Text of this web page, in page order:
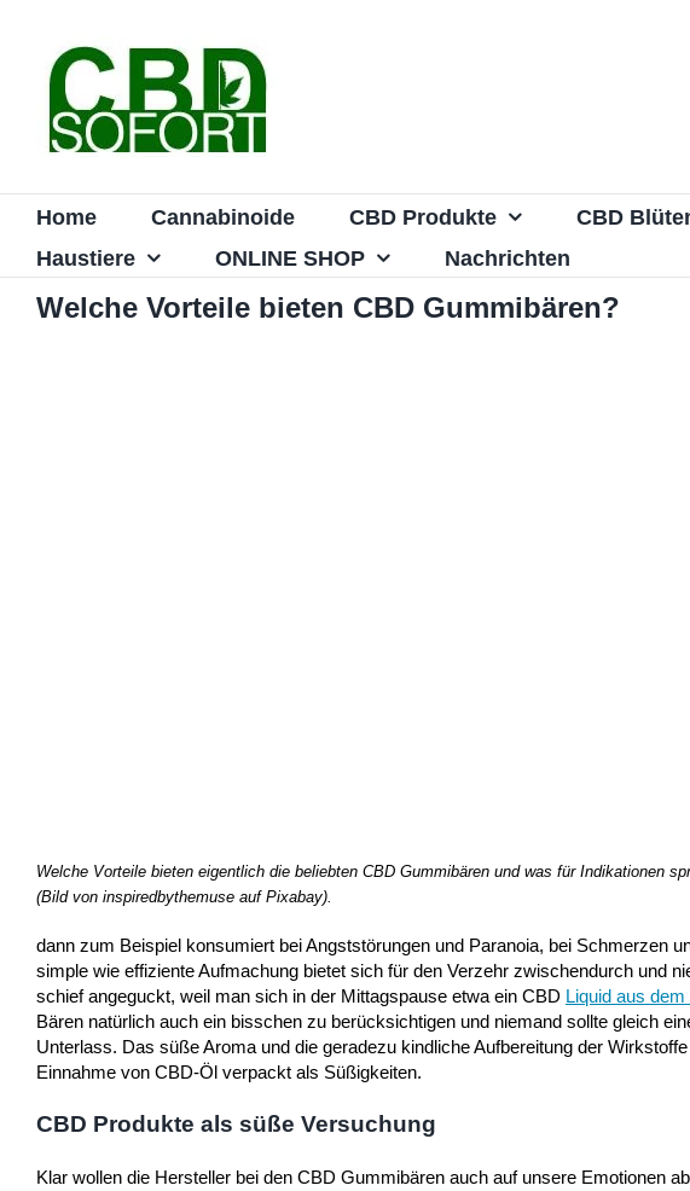
springen
Home Cannabinoide CBD Produkte CBD
Haustiere
ONLINE SHOP Nachrichten
Welche Vorteile bieten CBD Gummibären?
Welche Vorteile bieten eigentlich die beliebten CBD Gummibären und was für Indikationen
(Bild von inspiredbythemuse auf Pixabay).
dann zum Beispiel konsumiert bei Angststörungen und Paranoia, bei Schmerzen
simple wie effiziente Aufmachung bietet sich für den Verzehr zwischendurch und
schief angeguckt, weil man sich in der Mittagspause etwa ein CBD Liquid aus
Bären natürlich auch ein bisschen zu berücksichtigen und niemand sollte gleich
Unterlass. Das süße Aroma und die geradezu kindliche Aufbereitung der
Einnahme von CBD-Öl verpackt als Süßigkeiten.
CBD Produkte als süße Versuchung
Klar wollen die Hersteller bei den CBD Gummibären auch auf unsere Emotionen